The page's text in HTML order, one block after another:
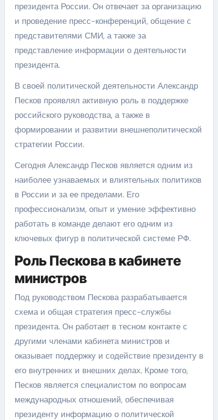
президента России. Он отвечает за организацию
и проведение пресс-конференций, общение с
представителями СМИ, а также за
представление информации о деятельности
президента.
В своей политической деятельности Александр
Песков проявлял активную роль в поддержке
российского руководства, а также в
формировании и развитии внешнеполитической
стратегии России.
Сегодня Александр Песков является одним из
наиболее узнаваемых и влиятельных политиков
в России и за ее пределами. Его
профессионализм, опыт и умение эффективно
работать в команде делают его одним из
ключевых фигур в политической системе РФ.
Роль Пескова в кабинете
министров
Под руководством Пескова разрабатывается
схема и общая стратегия пресс-службы
президента. Он работает в тесном контакте с
другими членами кабинета министров и
оказывает поддержку и содействие президенту в
его внутренних и внешних делах. Кроме того,
Песков является специалистом по вопросам
международных отношений, обеспечивая
президенту информацию о политической